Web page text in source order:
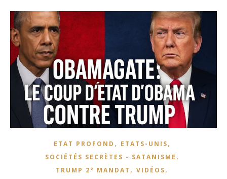
ETAT PROFOND , ETATS-UNIS,
SOCIÉTÉS SECRÈTES - SATANISME ,
TRUMP 2° MANDAT , VIDÉOS,